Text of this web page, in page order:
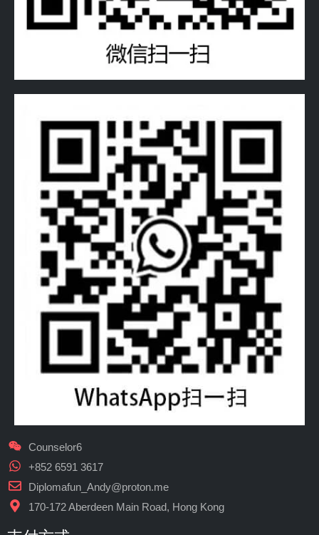
Counselor6
+852 6591 3617
Diplomafun_Andy@proton.me
170-172 Aberdeen Main Road, Hong Kong